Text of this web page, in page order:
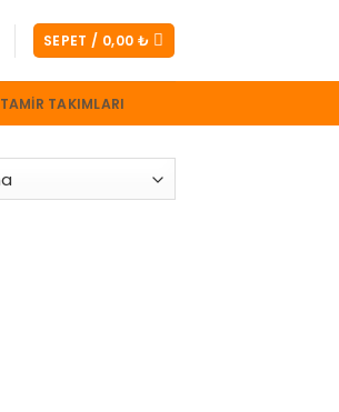
SEPET / 0,00 ₺
TAMIR TAKIMLARI